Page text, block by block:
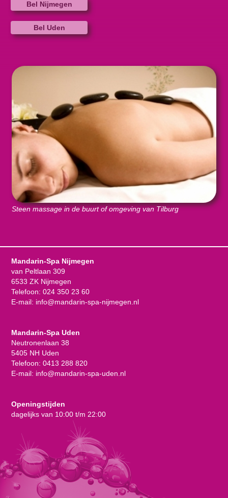
Bel Nijmegen
Bel Uden
Steen massage in de buurt of omgeving van Tilburg
Mandarin-Spa Nijmegen
van Peltlaan 309
6533 ZK Nijmegen
Telefoon: 024 350 23 60
E-mail: info@mandarin-spa-nijmegen.nl
Mandarin-Spa Uden
Neutronenlaan 38
5405 NH Uden
Telefoon: 0413 288 820
E-mail: info@mandarin-spa-uden.nl
Openingstijden
dagelijks van 10:00 t/m 22:00